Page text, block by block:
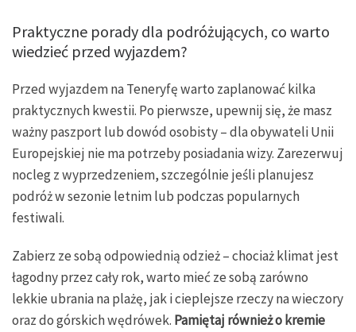
Praktyczne porady dla podróżujących, co warto
wiedzieć przed wyjazdem?
Przed wyjazdem na Teneryfę warto zaplanować kilka
praktycznych kwestii. Po pierwsze, upewnij się, że masz
ważny paszport lub dowód osobisty – dla obywateli Unii
Europejskiej nie ma potrzeby posiadania wizy. Zarezerwuj
nocleg z wyprzedzeniem, szczególnie jeśli planujesz
podróż w sezonie letnim lub podczas popularnych
festiwali.
Zabierz ze sobą odpowiednią odzież – chociaż klimat jest
łagodny przez cały rok, warto mieć ze sobą zarówno
lekkie ubrania na plażę, jak i cieplejsze rzeczy na wieczory
oraz do górskich wędrówek. Pamiętaj również o kremie